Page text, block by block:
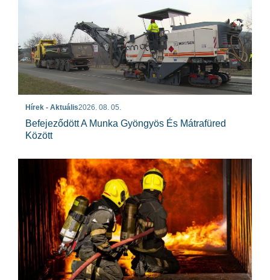
Hírek - Aktuális2026. 08. 05.
Befejeződött A Munka Gyöngyös És Mátrafüred
Között